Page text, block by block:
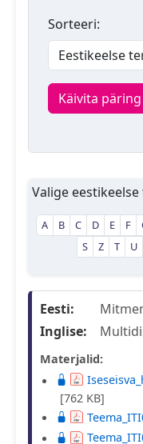
Sorteeri:
Käivita päring
Valige
A B C D E F
S
Z T U
Eesti:
Inglise:
Materjalid:
[762 KB]